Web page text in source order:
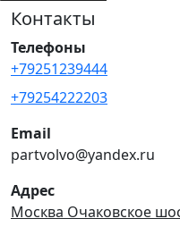
Контакты
Телефоны
+79251239444
+79254222203
Email
partvolvo@yandex.ru
Адрес
Москва Очаковское